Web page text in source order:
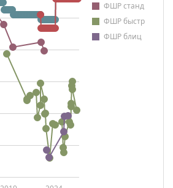
ФШР станд
ФШР быстр
ФШР блиц